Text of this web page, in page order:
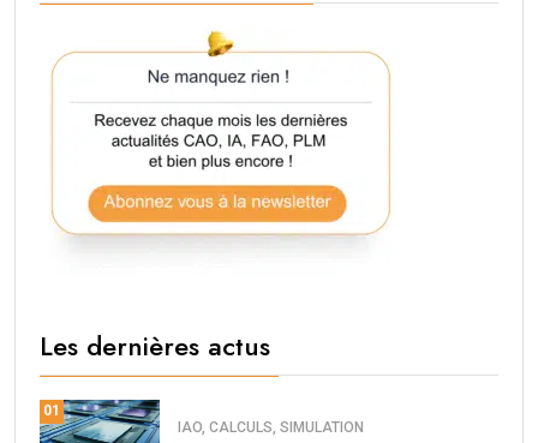
Les dernières actus
01
IAO, CALCULS, SIMULATION